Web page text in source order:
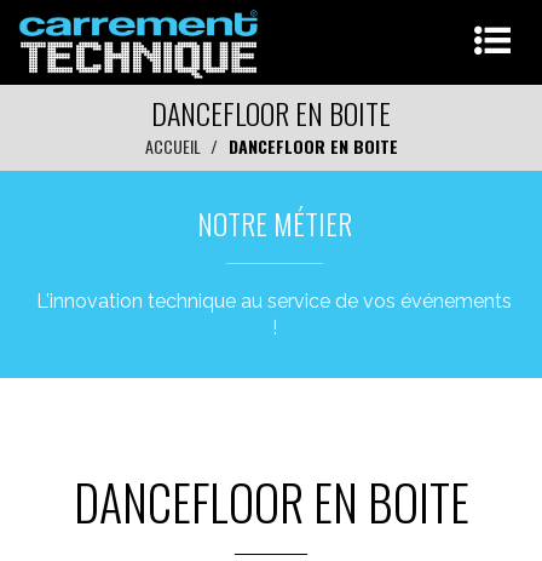
DANCEFLOOR EN BOITE
ACCUEIL DANCEFLOOR EN BOITE
NOTRE MÉTIER
L'innovation technique au service de vos événements
!
DANCEFLOOR EN BOITE